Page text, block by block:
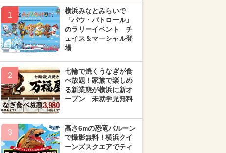
1
横浜みなとみらいで
「パウ・パトロール」
のラリーイベント チ
ェイス＆マーシャル登
場
2
七輪で焼くうなぎが食
べ放題！家族で楽しめ
る新業態が横浜に新オ
ープン 未就学児無料
3
高さ6mの恐竜バルーン
で撮影無料！横浜クイ
ーンズスクエアでティ